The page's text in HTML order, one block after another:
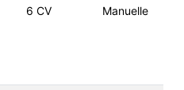
6 CV Manuelle